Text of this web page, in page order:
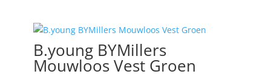
B.young BYMillers
Mouwloos Vest Groen